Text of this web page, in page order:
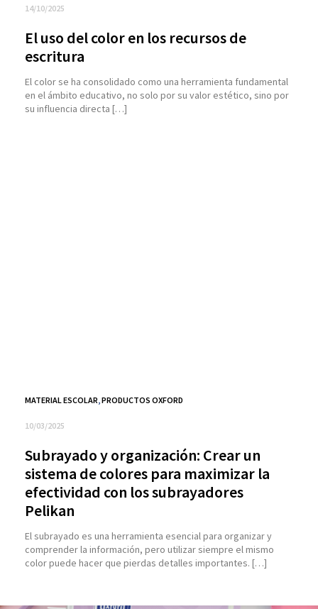
14/10/2025
El uso del color en los recursos de
escritura
El color se ha consolidado como una herramienta fundamental
en el ámbito educativo, no solo por su valor estético, sino por
su influencia directa […]
MATERIAL ESCOLAR,PRODUCTOS OXFORD
10/03/2025
Subrayado y organización: Crear un
sistema de colores para maximizar la
efectividad con los subrayadores
Pelikan
El subrayado es una herramienta esencial para organizar y
comprender la información, pero utilizar siempre el mismo
color puede hacer que pierdas detalles importantes. […]